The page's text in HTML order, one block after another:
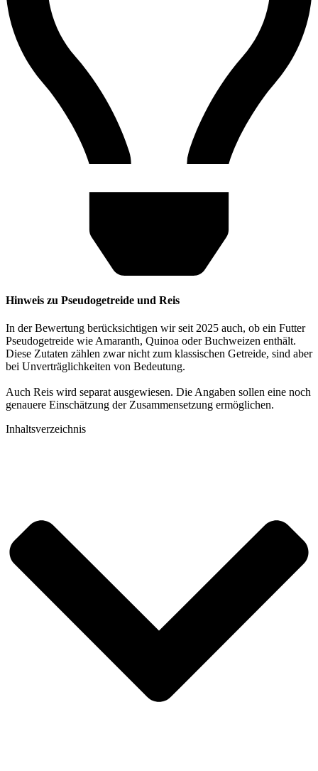
Hinweis zu Pseudogetreide und Reis
In der Bewertung berücksichtigen wir seit 2025 auch, ob ein Futter
Pseudogetreide wie Amaranth, Quinoa oder Buchweizen enthält.
Diese Zutaten zählen zwar nicht zum klassischen Getreide, sind aber
bei Unverträglichkeiten von Bedeutung.
Auch Reis wird separat ausgewiesen. Die Angaben sollen eine noch
genauere Einschätzung der Zusammensetzung ermöglichen.
Inhaltsverzeichnis​